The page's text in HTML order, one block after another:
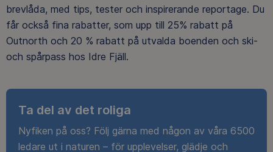
brevlåda, med tips, tester och inspirerande reportage. Du
får också fina rabatter, som upp till 25% rabatt på
Outnorth och 20 % rabatt på utvalda boenden och ski-
och spårpass hos Idre Fjäll.
Ta del av det roliga
Nyfiken på oss? Följ gärna med någon av våra 6500
ledare ut i naturen – för upplevelser, glädje och